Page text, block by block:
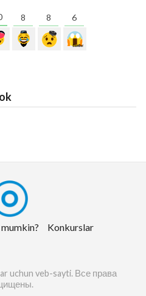
8 8 6
Konkurslar
uchun veb-sayti. Все права